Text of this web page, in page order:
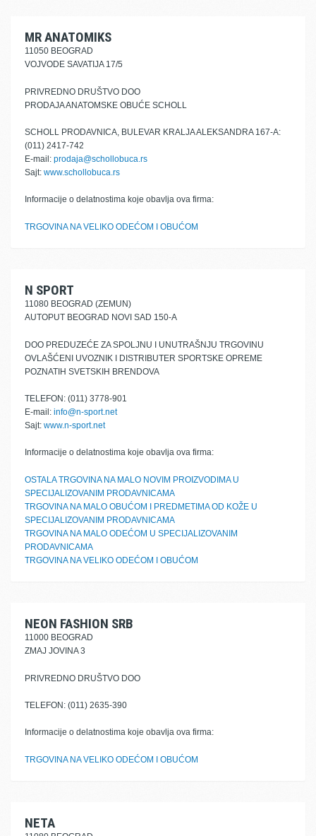
MR ANATOMIKS
11050 BEOGRAD
VOJVODE SAVATIJA 17/5
PRIVREDNO DRUŠTVO DOO
PRODAJA ANATOMSKE OBUĆE SCHOLL
SCHOLL PRODAVNICA, BULEVAR KRALJA ALEKSANDRA 167-A:
(011) 2417-742
E-mail: prodaja@schollobuca.rs
Sajt: www.schollobuca.rs
Informacije o delatnostima koje obavlja ova firma:
TRGOVINA NA VELIKO ODEĆOM I OBUĆOM
N SPORT
11080 BEOGRAD (ZEMUN)
AUTOPUT BEOGRAD NOVI SAD 150-A
DOO PREDUZEĆE ZA SPOLJNU I UNUTRAŠNJU TRGOVINU
OVLAŠĆENI UVOZNIK I DISTRIBUTER SPORTSKE OPREME
POZNATIH SVETSKIH BRENDOVA
TELEFON: (011) 3778-901
E-mail: info@n-sport.net
Sajt: www.n-sport.net
Informacije o delatnostima koje obavlja ova firma:
OSTALA TRGOVINA NA MALO NOVIM PROIZVODIMA U
SPECIJALIZOVANIM PRODAVNICAMA
TRGOVINA NA MALO OBUĆOM I PREDMETIMA OD KOŽE U
SPECIJALIZOVANIM PRODAVNICAMA
TRGOVINA NA MALO ODEĆOM U SPECIJALIZOVANIM
PRODAVNICAMA
TRGOVINA NA VELIKO ODEĆOM I OBUĆOM
NEON FASHION SRB
11000 BEOGRAD
ZMAJ JOVINA 3
PRIVREDNO DRUŠTVO DOO
TELEFON: (011) 2635-390
Informacije o delatnostima koje obavlja ova firma:
TRGOVINA NA VELIKO ODEĆOM I OBUĆOM
NETA